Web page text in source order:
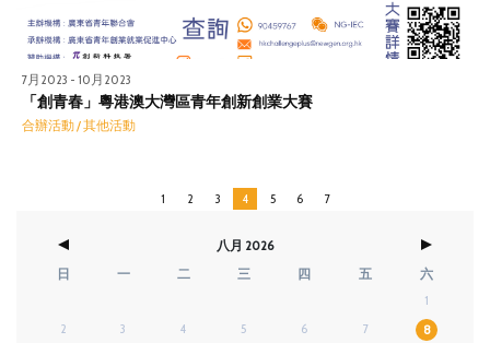
7月2023 - 10月2023
「創青春」粵港澳大灣區青年創新創業大賽
合辦活動 / 其他活動
1 2 3 4 5 6 7
八月 2026
日
一 二 三 四 五
六
1
2
3 4 5 6 7
8